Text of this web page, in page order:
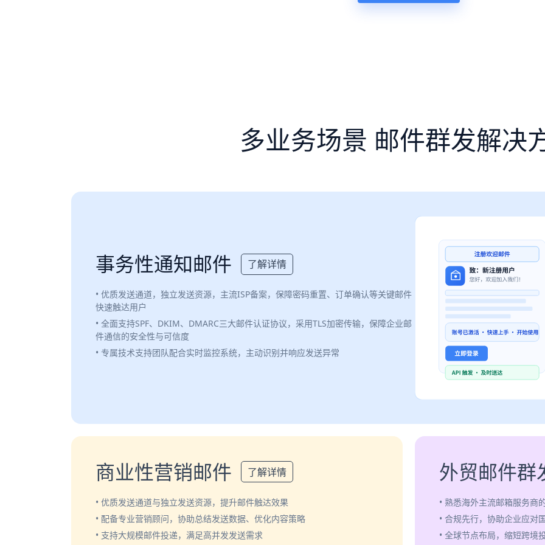
多业务场景 邮件群发解决
事务性通知邮件 了解详情
• 优质发送通道，独立发送资源，主流ISP备案，保障密码重置、订单确认等关键邮件
快速触达用户
• 全面支持SPF、DKIM、DMARC三大邮件认证协议，采用TLS加密传输，保障企业邮
件通信的安全性与可信度
• 专属技术支持团队配合实时监控系统，主动识别并响应发送异常
商业性营销邮件 了解详情
• 优质发送通道与独立发送资源，提升邮件触达效果
• 配备专业营销顾问，协助总结发送数据、优化内容策略
• 支持大规模邮件投递，满足高并发发送需求
外贸邮件群
• 熟悉海外主流邮箱服务商
• 合规先行，协助企业应对
• 全球节点布局，缩短跨境